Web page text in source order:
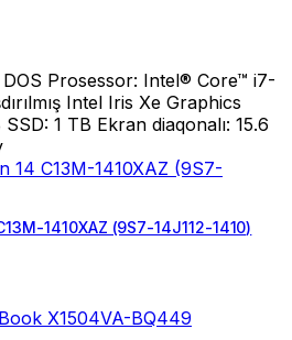
Prosessor: Intel® Core™ i7-
Intel Iris Xe Graphics
1 TB Ekran diaqonalı: 15.6
1410XAZ (9S7-14J112-1410)